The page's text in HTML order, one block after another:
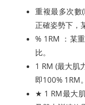
重複最多次數
正確姿勢下，
% 1RM ：某
比。
1 RM (最大肌
即100% 1RM。
★ 1 RM最大